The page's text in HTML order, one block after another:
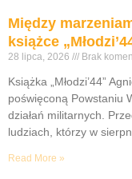
Między
książce
28 lipca, 2026 Brak
Książka „Młodzi’44”
poświęconą Powstaniu
działań militarnych.
ludziach, którzy w
Read More »